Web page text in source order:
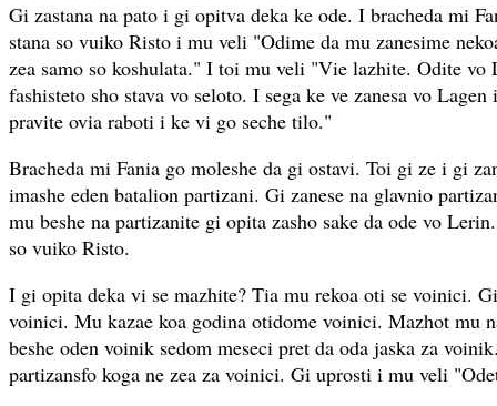
Gi zastana na pato i gi opitva deka ke ode. I bracheda mi
stana so vuiko Risto i mu veli "Odime da mu zanesime
zea samo so koshulata." I toi mu veli "Vie lazhite. Odite vo
fashisteto sho stava vo seloto. I sega ke ve zanesa vo
pravite ovia raboti i ke vi go seche tilo."
Bracheda mi Fania go moleshe da gi ostavi. Toi gi ze i gi
imashe eden batalion partizani. Gi zanese na glavnio
mu beshe na partizanite gi opita zasho sake da ode vo
so vuiko Risto.
I gi opita deka vi se mazhite? Tia mu rekoa oti se voinici.
voinici. Mu kazae koa godina otidome voinici. Mazhot mu
beshe oden voinik sedom meseci pret da oda jaska za
partizansfo koga ne zea za voinici. Gi uprosti i mu veli